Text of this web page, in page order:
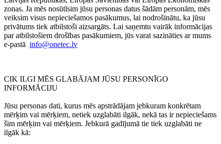
zonas. Ja mēs nosūtīsim jūsu personas datus šādām personām, mēs
veiksim visus nepieciešamos pasākumus, lai nodrošinātu, ka jūsu
privātums tiek atbilstoši aizsargāts. Lai saņemtu vairāk informācijas
par atbilstošiem drošības pasākumiem, jūs varat sazināties ar mums
e-pastā info@onetec.lv
CIK ILGI MĒS GLABĀJAM JŪSU PERSONĪGO
INFORMĀCIJU
Jūsu personas dati, kurus mēs apstrādājam jebkuram konkrētam
mērķim vai mērķiem, netiek uzglabāti ilgāk, nekā tas ir nepieciešams
šim mērķim vai mērķiem. Jebkurā gadījumā tie tiek uzglabāti ne
ilgāk kā: